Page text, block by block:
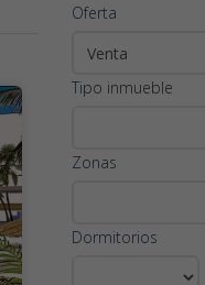
Oferta
Tipo inmueble
Zonas
Dormitorios